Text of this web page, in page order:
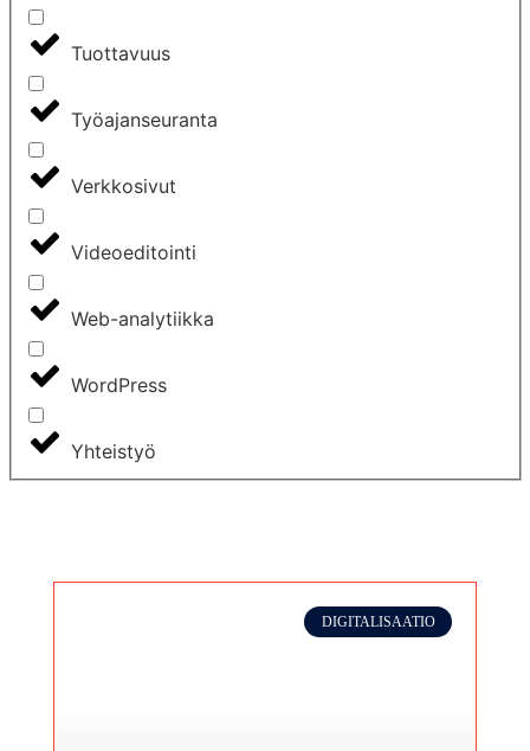
Tuottavuus
Työajanseuranta
Verkkosivut
Videoeditointi
Web-analytiikka
WordPress
Yhteistyö
DIGITALISAATIO